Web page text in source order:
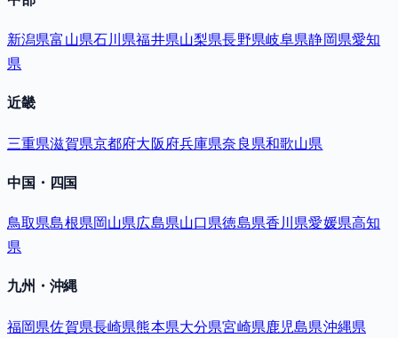
新潟県富山県石川県福井県山梨県長野県岐阜県静岡県愛知
県
近畿
三重県滋賀県京都府大阪府兵庫県奈良県和歌山県
中国・四国
鳥取県島根県岡山県広島県山口県徳島県香川県愛媛県高知
県
九州・沖縄
福岡県佐賀県長崎県熊本県大分県宮崎県鹿児島県沖縄県